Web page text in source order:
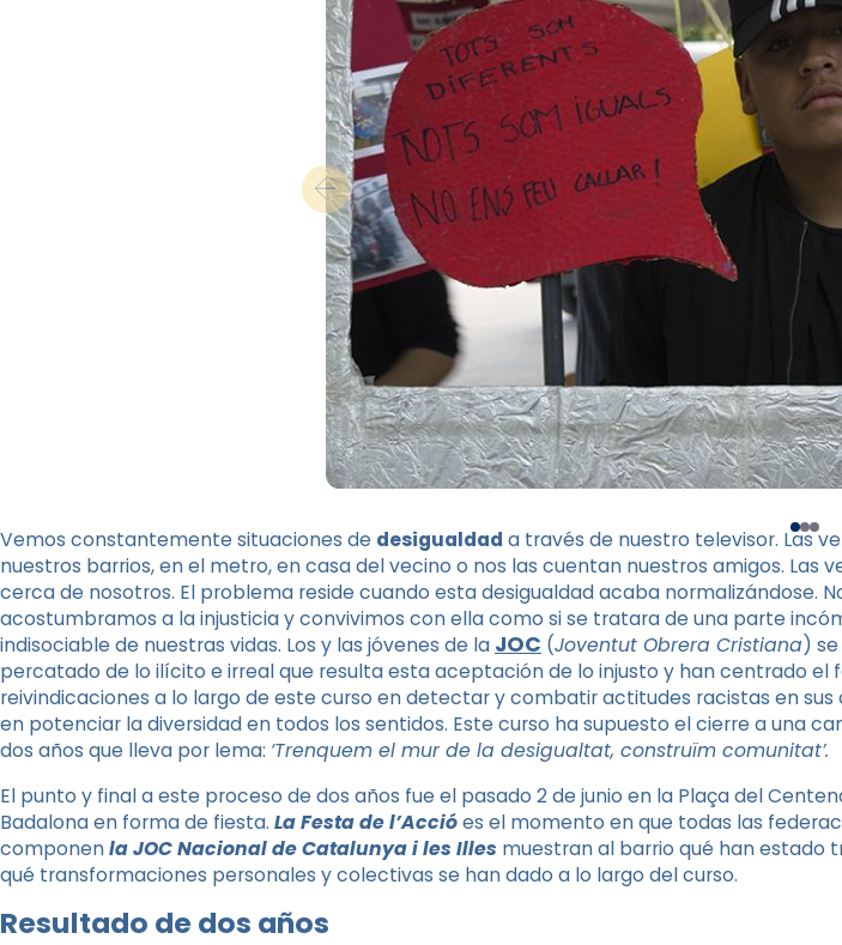
Vemos constantemente situaciones de desigualdad a través de nuestro televisor. Las
nuestros barrios, en el metro, en casa del vecino o nos las cuentan nuestros amigos. Las
cerca de nosotros. El problema reside cuando esta desigualdad acaba normalizándose.
acostumbramos a la injusticia y convivimos con ella como si se tratara de una parte
indisociable de nuestras vidas. Los y las jóvenes de la JOC (Joventut Obrera Cristiana)
percatado de lo ilícito e irreal que resulta esta aceptación de lo injusto y han centrado el
reivindicaciones a lo largo de este curso en detectar y combatir actitudes racistas en sus
en potenciar la diversidad en todos los sentidos. Este curso ha supuesto el cierre a una
dos años que lleva por lema: ‘Trenquem el mur de la desigualtat, construïm comunitat’.
El punto y final a este proceso de dos años fue el pasado 2 de junio en la Plaça del
Badalona en forma de fiesta. La Festa de l’Accióes el momento en que todas las
componenla JOC Nacional de Catalunya i les Illes muestran al barrio qué han estado
qué transformaciones personales y colectivas se han dado a lo largo del curso.
Resultado de dos años